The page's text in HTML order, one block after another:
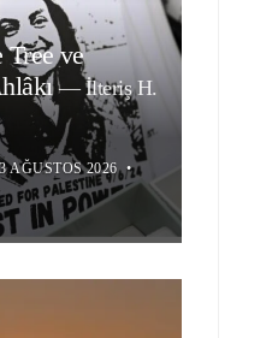
ve
—İlteriş H.
3 AĞUSTOS 2026 •